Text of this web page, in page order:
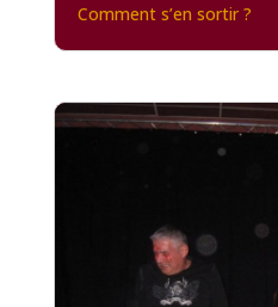
Comment s’en sortir ?